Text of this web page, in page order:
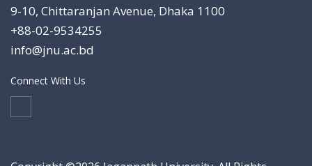
9-10, Chittaranjan Avenue, Dhaka 1100
+88-02-9534255
info@jnu.ac.bd
Connect With Us